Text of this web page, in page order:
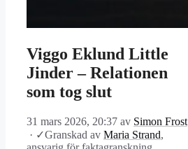
Viggo Eklund Little
Jinder – Relationen
som tog slut
31 mars 2026, 20:37 av Simon Frost
· ✓Granskad av Maria Strand,